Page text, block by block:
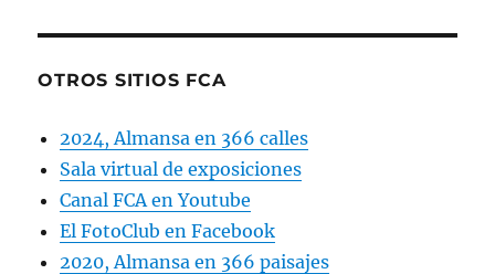
OTROS SITIOS FCA
2024, Almansa en 366 calles
Sala virtual de exposiciones
Canal FCA en Youtube
El FotoClub en Facebook
2020, Almansa en 366 paisajes